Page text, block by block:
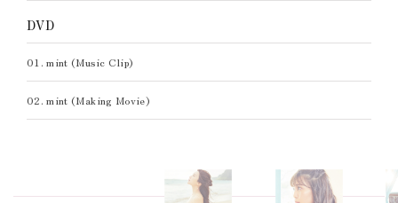
※スマプラ対応
DVD
01. mint (Music Clip)
02. mint (Making Movie)
DVD
01. mint (Music Clip)
02. mint (Making Movie)